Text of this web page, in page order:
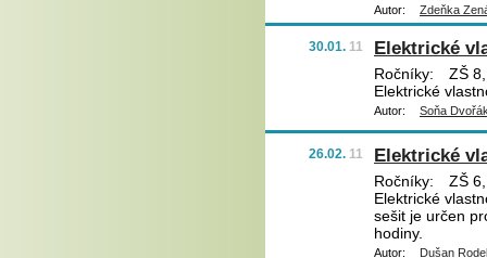
Autor: Zdeňka
30.01. 11 Elektrické
Ročníky:
ZŠ
Elektrické
Autor: Soňa
26.02. 11 Elektrické
Ročníky:
ZŠ
Elektrické
sešit je určen
hodiny.
Autor: Dušan